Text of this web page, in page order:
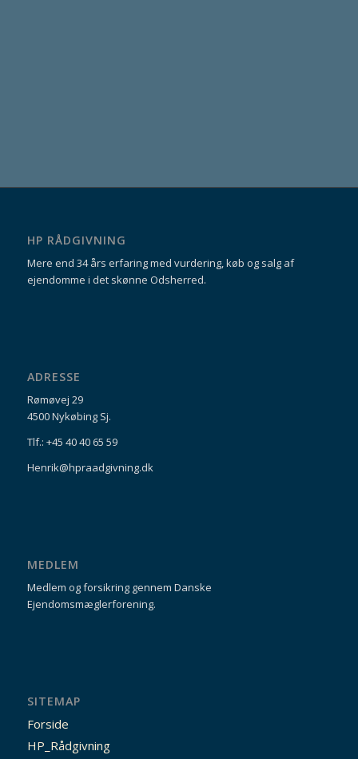
HP RÅDGIVNING
Mere end 34 års erfaring med vurdering, køb og salg af
ejendomme i det skønne Odsherred.
ADRESSE
Rømøvej 29
4500 Nykøbing Sj.
Tlf.: +45 40 40 65 59
Henrik@hpraadgivning.dk
MEDLEM
Medlem og forsikring gennem Danske
Ejendomsmæglerforening.
SITEMAP
Forside
HP_Rådgivning